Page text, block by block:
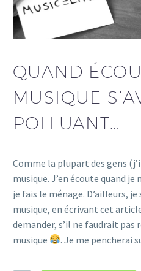
QUAND
MUSIQUE
POLLUANT…
Comme la plupart des gens
musique. J’en écoute quand
je fais le ménage. D’ailleurs,
musique, en écrivant cet
demander, s’il ne faudrait
musique
. Je me pencherai